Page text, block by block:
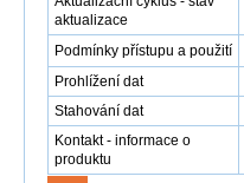
aktualizace
Podmínky přístupu a použití
Prohlížení dat
Stahování dat
Kontakt - informace o
produktu